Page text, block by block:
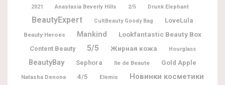
2021 Anastasia Beverly Hills 2/5 Drunk Elephant
BeautyExpert CultBeauty Goody Bag LoveLula
Beauty Heroes Mankind Lookfantastic Beauty Box
Content Beauty 5/5 Жирная кожа Hourglass
BeautyBay Sephora Ile de Beaute Gold Apple
Natasha Denona 4/5 Elemis Новинки косметики